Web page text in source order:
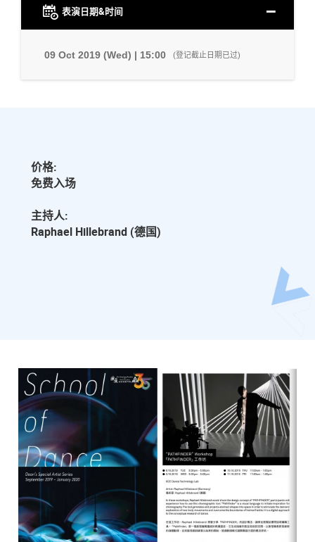
表演日期&时间
09 Oct 2019 (Wed) | 15:00 (登记截止日期已过)
价格:
免费入场
主持人:
Raphael Hillebrand (德国)